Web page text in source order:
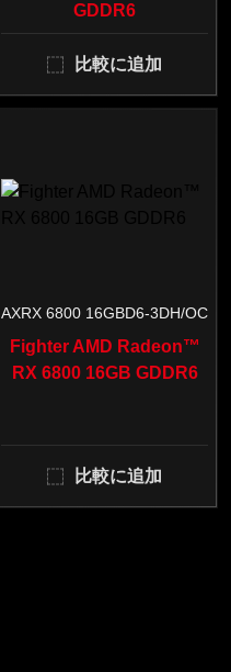
GDDR6
比較に追加
AXRX 6800 16GBD6-3DH/OC
Fighter AMD Radeon™
RX 6800 16GB GDDR6
比較に追加